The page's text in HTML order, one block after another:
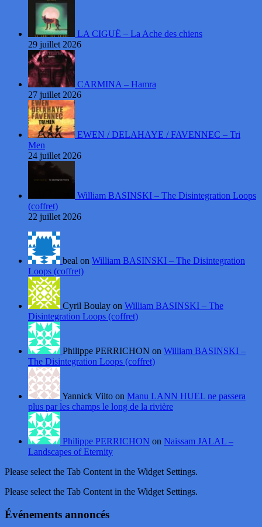
LA CIGUË – La Ache des chiens
29 juillet 2026
CARMINA – Hamra
27 juillet 2026
EWEN / DELAHAYE / FAVENNEC – Tri
Men
24 juillet 2026
William BASINSKI – The Disintegration Loops
(coffret)
22 juillet 2026
beal on William BASINSKI – The Disintegration
Loops (coffret)
Cyril Boulay on William BASINSKI – The
Disintegration Loops (coffret)
Philippe PERRICHON on William BASINSKI –
The Disintegration Loops (coffret)
Yannick Vilto on Manu LANN HUEL ne passera
plus par les champs le long de la rivière
Philippe PERRICHON on Naissam JALAL –
Landscapes of Eternity
Please select the Tab Content in the Widget Settings.
Please select the Tab Content in the Widget Settings.
Événements annoncés